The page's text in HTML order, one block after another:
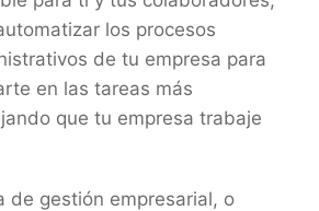
los procesos
de tu empresa para
en las tareas más
que tu empresa trabaje
de gestión empresarial, o